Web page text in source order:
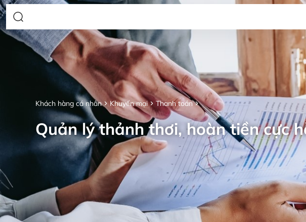
Khách hàng cá nhân Khuyến mại Thanh toán
Quản lý thảnh thơi, hoàn tiền cực